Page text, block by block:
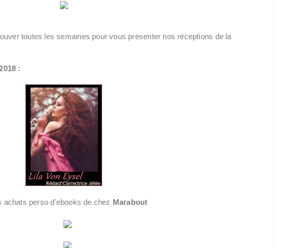
toutes les semaines pour vous présenter nos réceptions de la
:
achats perso d'ebooks de chez Marabout